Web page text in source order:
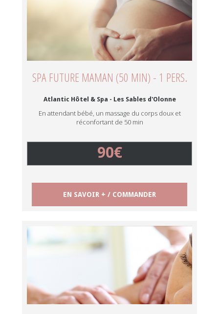
SPA FUTURE MAMAN (50 MIN) - 1 PERS.
Atlantic Hôtel & Spa - Les Sables d'Olonne
En attendant bébé, un massage du corps doux et
réconfortant de 50 min
90€
EN SAVOIR + / COMMANDER